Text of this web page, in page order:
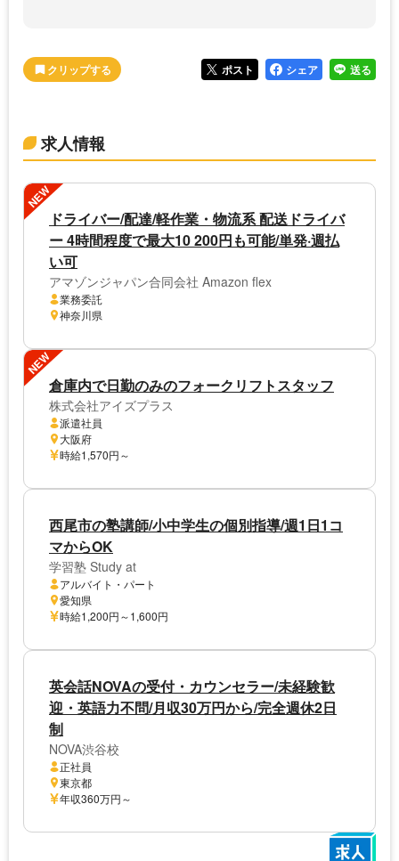
ポスト シェア 送る
求人情報
NEW
ドライバー/配達/軽作業・物流系 配送ドライバ
ー 4時間程度で最大10 200円も可能/単発·週払
い可
アマゾンジャパン合同会社 Amazon flex
業務委託
神奈川県
NEW
倉庫内で日勤のみのフォークリフトスタッフ
株式会社アイズプラス
派遣社員
大阪府
時給1,570円～
西尾市の塾講師/小中学生の個別指導/週1日1コ
マからOK
学習塾 Study at
アルバイト・パート
愛知県
時給1,200円～1,600円
英会話NOVAの受付・カウンセラー/未経験歓
迎・英語力不問/月収30万円から/完全週休2日
制
NOVA渋谷校
正社員
東京都
年収360万円～